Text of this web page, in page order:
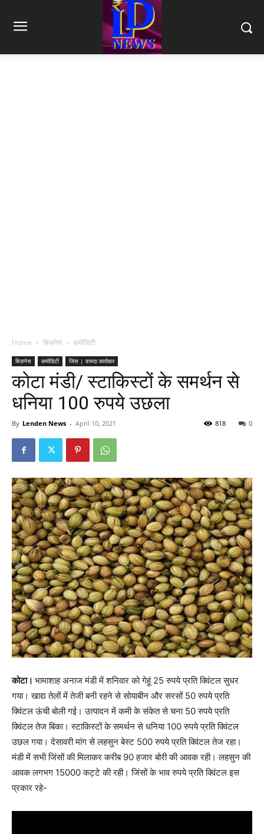
Home बिज़नेस कमोडिटी
बिज़नेस कमोडिटी जिंस | वायदा कारोबार
कोटा मंडी/ स्टाकिस्टों के समर्थन से
धनिया 100 रुपये उछला
By Lenden News - April 10, 2021 0
818
कोटा। भामाशाह अनाज मंडी में शनिवार को गेहूं 25 रुपये प्रति क्विंटल सुधर
गया। खाद्य तेलों में तेजी बनी रहने से सोयाबीन और सरसों 50 रुपये प्रति
क्विंटल ऊंची बोली गई। उत्पादन में कमी के संकेत से चना 50 रुपये प्रति
क्विंटल तेज बिका। स्टाकिस्टों के समर्थन से धनिया 100 रुपये प्रति क्विंटल
उछल गया। देसावरी मांग से लहसुन बेस्ट 500 रुपये प्रति क्विंटल तेज रहा।
मंडी में सभी जिंसों की मिलाकर करीब 90 हजार बोरी की आवक रही। लहसुन की
आवक लगभग 15000 कट्टे की रही। जिंसों के भाव रुपये प्रति क्विंटल इस
प्रकार रहे-